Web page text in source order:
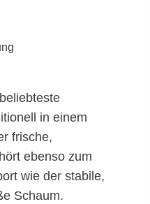
in einem
frische,
ebenso zum
wie der stabile,
Schaum.